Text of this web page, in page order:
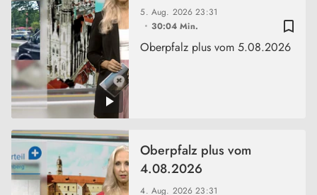
bookmark_border
5. Aug. 202623:31
30:04 Min.
Oberpfalz plus vom 5.08.2026
4. Aug. 202623:31
Oberpfalz plus vom
4.08.2026